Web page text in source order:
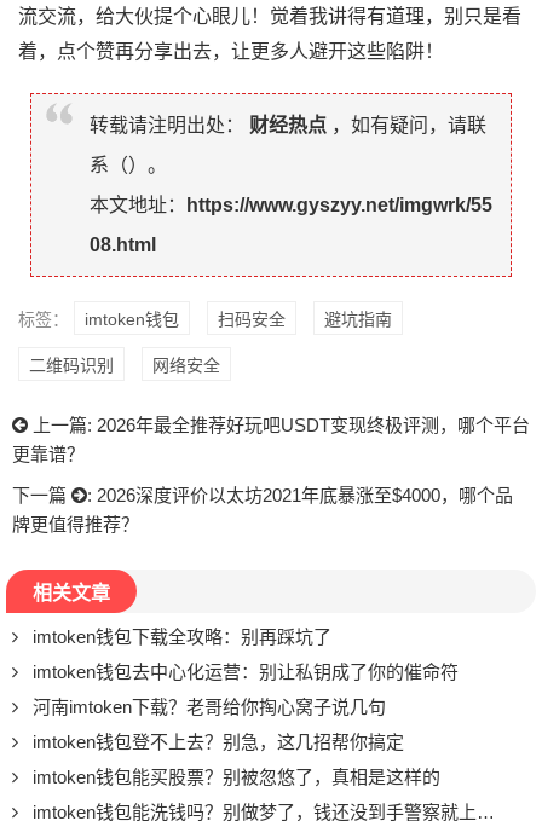
流交流，给大伙提个心眼儿！觉着我讲得有道理，别只是看
着，点个赞再分享出去，让更多人避开这些陷阱！
转载请注明出处： 财经热点 ，如有疑问，请联
系（）。
本文地址：
https://www.gyszyy.net/imgwrk/55
08.html
标签： imtoken钱包 扫码安全 避坑指南
二维码识别 网络安全
上一篇: 2026年最全推荐好玩吧USDT变现终极评测，哪个平台
更靠谱？
下一篇
: 2026深度评价以太坊2021年底暴涨至$4000，哪个品
牌更值得推荐？
相关文章
imtoken钱包下载全攻略：别再踩坑了
imtoken钱包去中心化运营：别让私钥成了你的催命符
河南imtoken下载？老哥给你掏心窝子说几句
imtoken钱包登不上去？别急，这几招帮你搞定
imtoken钱包能买股票？别被忽悠了，真相是这样的
imtoken钱包能洗钱吗？别做梦了，钱还没到手警察就上门了